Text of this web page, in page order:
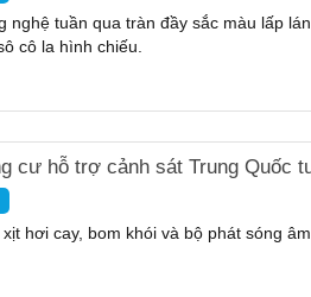
nghệ tuần qua tràn đầy sắc màu lấp
cô la hình chiếu.
cư hỗ trợ cảnh sát Trung Quốc
hơi cay, bom khói và bộ phát sóng